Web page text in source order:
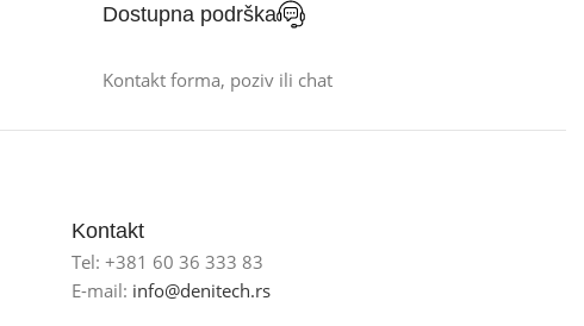
Dostupna podrška
Kontakt forma, poziv ili chat
Kontakt
Tel: +381 60 36 333 83
E-mail: info@denitech.rs